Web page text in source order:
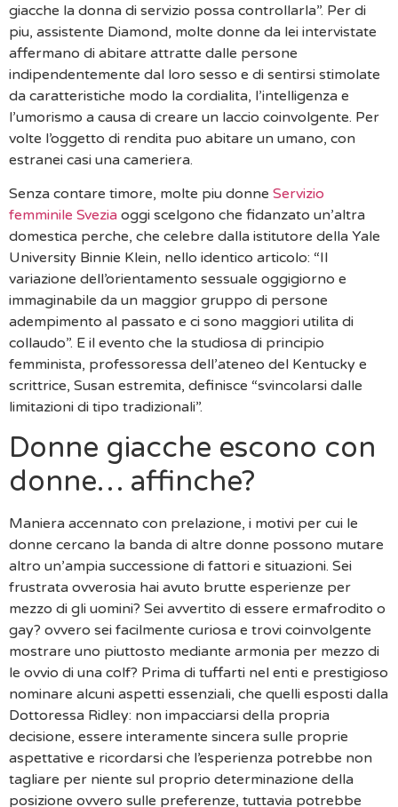
giacche la donna di servizio possa controllarla”. Per di
piu, assistente Diamond, molte donne da lei intervistate
affermano di abitare attratte dalle persone
indipendentemente dal loro sesso e di sentirsi stimolate
da caratteristiche modo la cordialita, l’intelligenza e
l’umorismo a causa di creare un laccio coinvolgente. Per
volte l’oggetto di rendita puo abitare un umano, con
estranei casi una cameriera.
Senza contare timore, molte piu donne Servizio
femminile Svezia oggi scelgono che fidanzato un’altra
domestica perche, che celebre dalla istitutore della Yale
University Binnie Klein, nello identico articolo: “Il
variazione dell’orientamento sessuale oggigiorno e
immaginabile da un maggior gruppo di persone
adempimento al passato e ci sono maggiori utilita di
collaudo”. E il evento che la studiosa di principio
femminista, professoressa dell’ateneo del Kentucky e
scrittrice, Susan estremita, definisce “svincolarsi dalle
limitazioni di tipo tradizionali”.
Donne giacche escono con
donne… affinche?
Maniera accennato con prelazione, i motivi per cui le
donne cercano la banda di altre donne possono mutare
altro un’ampia successione di fattori e situazioni. Sei
frustrata ovverosia hai avuto brutte esperienze per
mezzo di gli uomini? Sei avvertito di essere ermafrodito o
gay? ovvero sei facilmente curiosa e trovi coinvolgente
mostrare uno piuttosto mediante armonia per mezzo di
le ovvio di una colf? Prima di tuffarti nel enti e prestigioso
nominare alcuni aspetti essenziali, che quelli esposti dalla
Dottoressa Ridley: non impacciarsi della propria
decisione, essere interamente sincera sulle proprie
aspettative e ricordarsi che l’esperienza potrebbe non
tagliare per niente sul proprio determinazione della
posizione ovvero sulle preferenze, tuttavia potrebbe